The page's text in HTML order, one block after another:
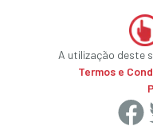
A utilização deste
Termos e